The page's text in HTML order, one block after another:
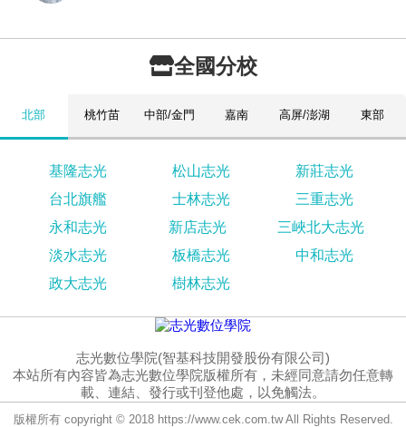
全國分校
北部 桃竹苗 中部/金門 嘉南 高屏/澎湖 東部
基隆志光 松山志光
新莊志光
台北旗艦
士林志光
三重志光
永和志光
新店志光
三峽北大志光
淡水志光
板橋志光
中和志光
政大志光
樹林志光
志光數位學院(智基科技開發股份有限公司)
本站所有內容皆為志光數位學院版權所有，未經同意請勿任意轉
載、連結、發行或刊登他處，以免觸法。
版權所有 copyright © 2018 https://www.cek.com.tw All Rights Reserved.